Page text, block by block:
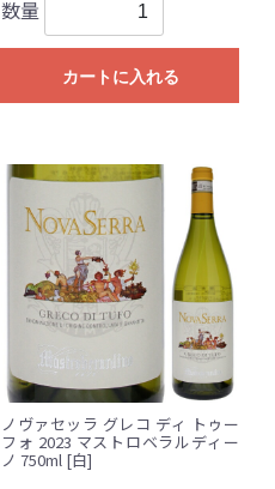
数量
カートに入れる
ノヴァセッラ グレコ ディ トゥー
フォ 2023 マストロベラルディー
ノ 750ml [白]